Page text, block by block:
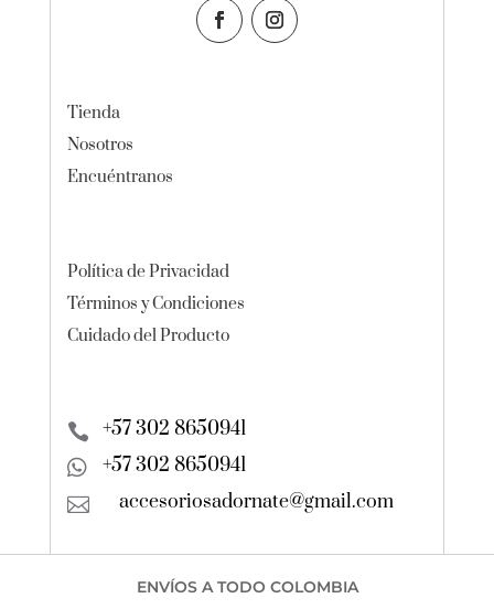
Tienda
Nosotros
Encuéntranos
Política de Privacidad
Términos y Condiciones
Cuidado del Producto
 +57 302 8650941
 +57 302 8650941
 accesoriosadornate@gmail.com
ENVÍOS A TODO COLOMBIA